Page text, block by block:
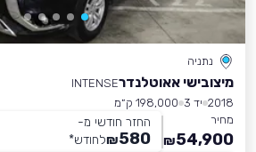
נתניה
מיצובישי אאוטלנדרINTENSE
2018 יד 3
198,000 ק״מ
מחיר
54,900
₪
החזר חודשי מ-
580
₪לחודש*